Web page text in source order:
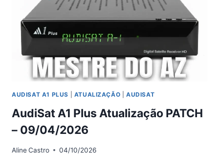
18/04/2026
AUDISAT A1 PLUS ATUALIZAÇÃO |AUDISAT
AudiSat A1 Plus Atualização PATCH
– 09/04/2026
AlineCastro 04/10/2026